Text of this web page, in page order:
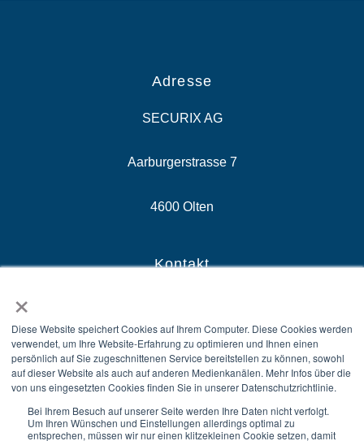
×
Diese Website speichert Cookies auf Ihrem Computer. Diese Cookies werden
verwendet, um Ihre Website-Erfahrung zu optimieren und Ihnen einen
persönlich auf Sie zugeschnittenen Service bereitstellen zu können, sowohl
auf dieser Website als auch auf anderen Medienkanälen. Mehr Infos über die
von uns eingesetzten Cookies finden Sie in unserer Datenschutzrichtlinie.
Bei Ihrem Besuch auf unserer Seite werden Ihre Daten nicht verfolgt.
Um Ihren Wünschen und Einstellungen allerdings optimal zu
entsprechen, müssen wir nur einen klitzekleinen Cookie setzen, damit
Adresse
SECURIX AG
Aarburgerstrasse 7
4600 Olten
Kontakt
Zentrale: +41 58 510 81 10
Sales: +41 58 510 81 00